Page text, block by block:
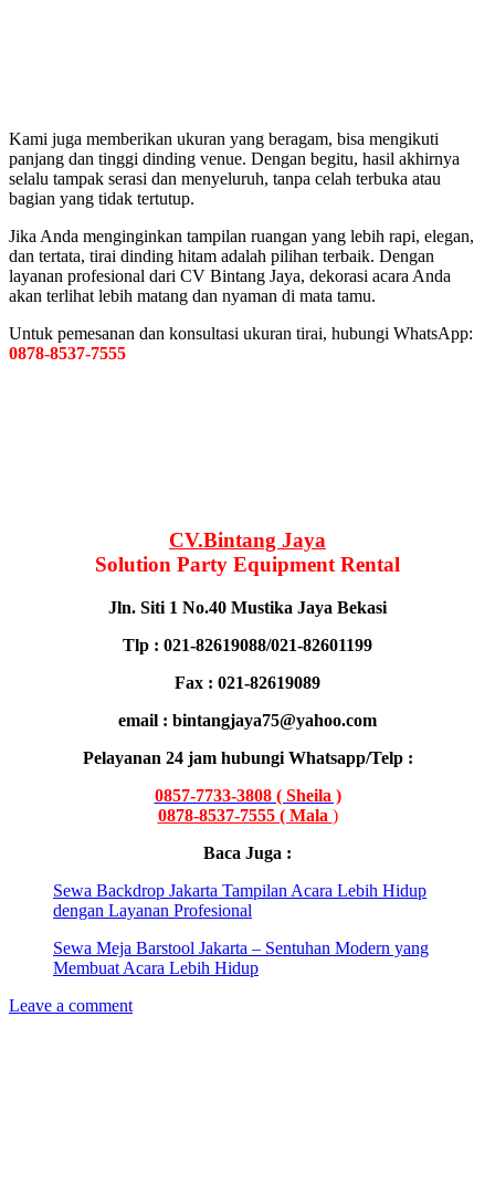
Kami juga memberikan ukuran yang beragam, bisa mengikuti
panjang dan tinggi dinding venue. Dengan begitu, hasil akhirnya
selalu tampak serasi dan menyeluruh, tanpa celah terbuka atau
bagian yang tidak tertutup.
Jika Anda menginginkan tampilan ruangan yang lebih rapi, elegan,
dan tertata, tirai dinding hitam adalah pilihan terbaik. Dengan
layanan profesional dari CV Bintang Jaya, dekorasi acara Anda
akan terlihat lebih matang dan nyaman di mata tamu.
Untuk pemesanan dan konsultasi ukuran tirai, hubungi WhatsApp:
0878-8537-7555
CV.Bintang Jaya
Solution Party Equipment Rental
Jln. Siti 1 No.40 Mustika Jaya Bekasi
Tlp : 021-82619088/021-82601199
Fax : 021-82619089
email : bintangjaya75@yahoo.com
Pelayanan 24 jam hubungi Whatsapp/Telp :
0857-7733-3808 ( Sheila )
0878-8537-7555 ( Mala )
Baca Juga :
Sewa Backdrop Jakarta Tampilan Acara Lebih Hidup
dengan Layanan Profesional
Sewa Meja Barstool Jakarta – Sentuhan Modern yang
Membuat Acara Lebih Hidup
Leave a comment